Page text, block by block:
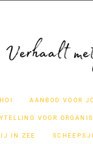
AANBOD VOOR
VOOR
IN ZEE